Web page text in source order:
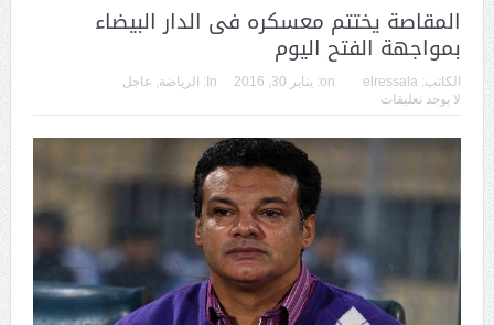
المقاصة يختتم معسكره فى الدار البيضاء
بمواجهة الفتح اليوم
الكاتب: elressala
on: يناير 30, 2016 In: الرياضة عاجل
لا يوجد تعليقات